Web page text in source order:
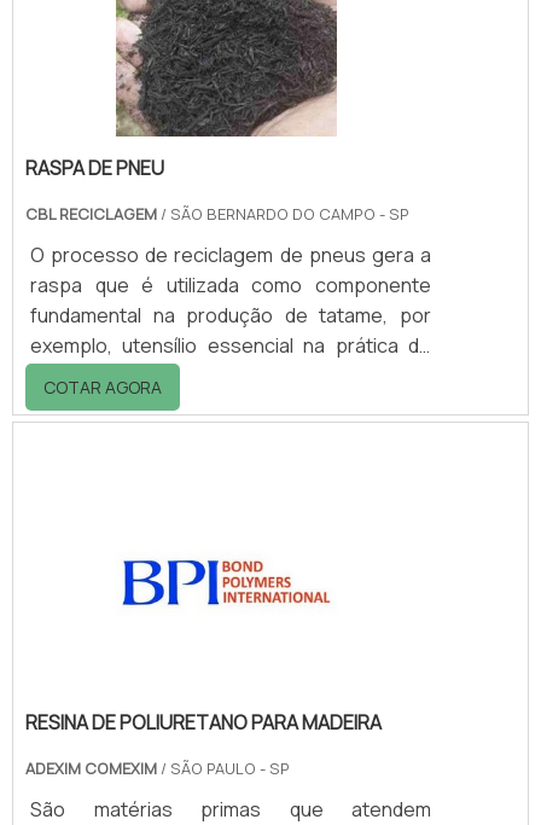
cmCaracterísticas do piso de plástico para
academias: - Diminui o ri.
RASPA DE PNEU
CBL RECICLAGEM / SÃO BERNARDO DO CAMPO - SP
O processo de reciclagem de pneus gera a
raspa que é utilizada como componente
fundamental na produção de tatame, por
exemplo, utensílio essencial na prática de
alguns esportes, como jiu-jítsu. Este tipo de
raspa só é possível, pois ocorre o processo
reciclagem.OFERECIDA POR EMPRESAS
ESPECIALIZADASA raspa de pneu é oferecida
COTAR AGORA
RESINA DE POLIURETANO PARA MADEIRA
ADEXIM COMEXIM / SÃO PAULO - SP
São matérias primas que atendem